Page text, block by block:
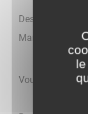
Des parcelles
Marais situés
Vous souhaitez